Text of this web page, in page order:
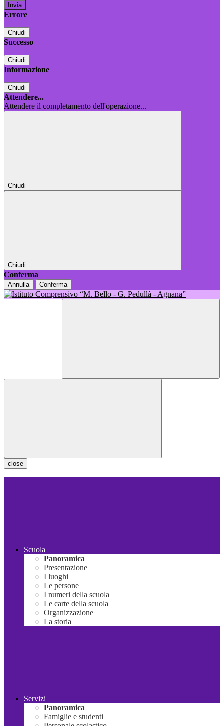
Errore
Chiudi
Successo
Chiudi
Informazione
Chiudi
Attendere...
Attendere il completamento dell'operazione...
Chiudi
Chiudi
Conferma
Annulla Conferma
close
Scuola
Panoramica
Presentazione
I luoghi
Le persone
I numeri della scuola
Le carte della scuola
Organizzazione
La storia
Servizi
Panoramica
Famiglie e studenti